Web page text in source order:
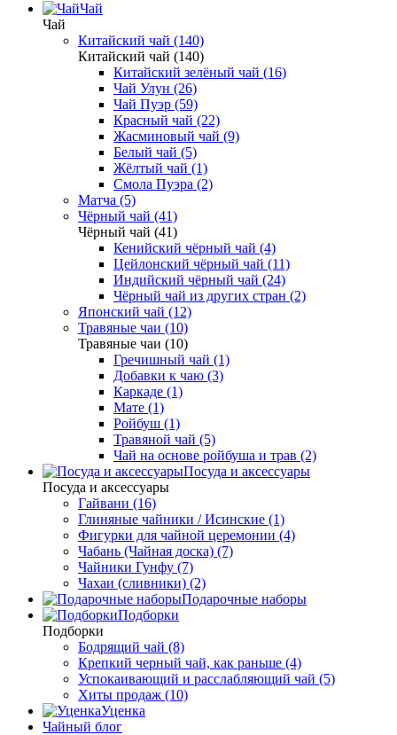
Чай
Чай
Китайский чай (140)
Китайский чай (140)
Китайский зелёный чай (16)
Чай Улун (26)
Чай Пуэр (59)
Красный чай (22)
Жасминовый чай (9)
Белый чай (5)
Жёлтый чай (1)
Смола Пуэра (2)
Матча (5)
Чёрный чай (41)
Чёрный чай (41)
Кенийский чёрный чай (4)
Цейлонский чёрный чай (11)
Индийский чёрный чай (24)
Чёрный чай из других стран (2)
Японский чай (12)
Травяные чаи (10)
Травяные чаи (10)
Гречишный чай (1)
Добавки к чаю (3)
Каркаде (1)
Мате (1)
Ройбуш (1)
Травяной чай (5)
Чай на основе ройбуша и трав (2)
Посуда и аксессуары
Посуда и аксессуары
Гайвани (16)
Глиняные чайники / Исинские (1)
Фигурки для чайной церемонии (4)
Чабань (Чайная доска) (7)
Чайники Гунфу (7)
Чахаи (сливники) (2)
Подарочные наборы
Подборки
Подборки
Бодрящий чай (8)
Крепкий черный чай, как раньше (4)
Успокаивающий и расслабляющий чай (5)
Хиты продаж (10)
Уценка
Чайный блог